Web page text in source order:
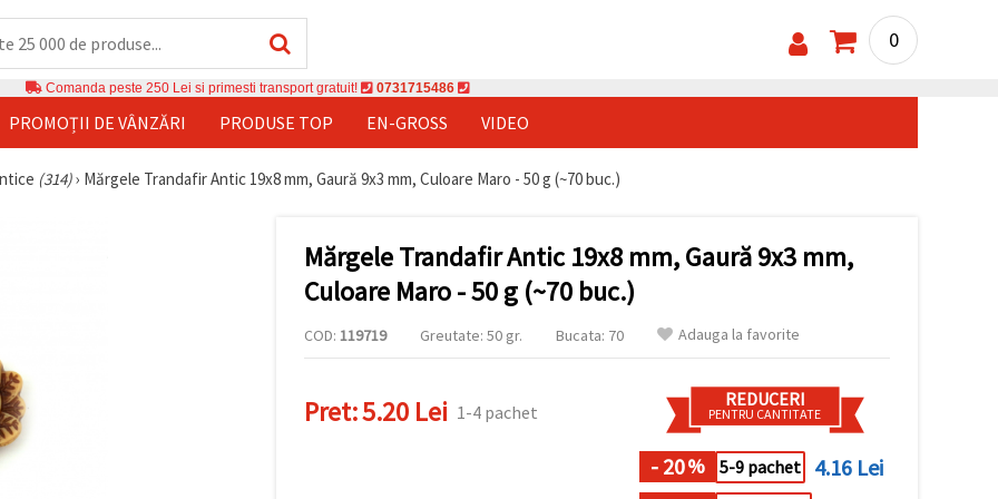
0
Comanda peste 250 Lei si primesti transport gratuit! 0731715486
PROMOȚII DE VÂNZĂRI PRODUSE TOP EN-GROSS VIDEO
(314)› Mărgele Trandafir Antic 19x8 mm, Gaură 9x3 mm, Culoare Maro - 50 g (~70 buc.)
Mărgele Trandafir Antic 19x8 mm, Gaură 9x3 mm,
Culoare Maro - 50 g (~70 buc.)
COD: 119719 Greutate: 50 gr. Bucata: 70 Adauga la favorite
Pret:5.20 Lei 1-4 pachet
REDUCERI
PENTRU CANTITATE
- 20% 5-9 pachet
4.16 Lei